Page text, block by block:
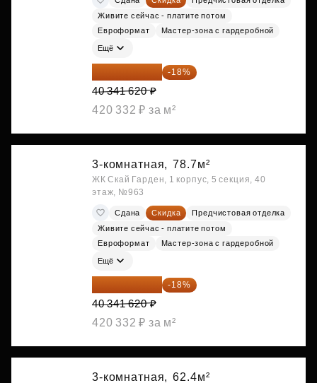
Живите сейчас - платите потом
Евроформат
Мастер-зона с гардеробной
Ещё
33 080 128 ₽ -18%
40 341 620 ₽
420 332 ₽ за м²
3-комнатная, 78.7м²
ЖК Скай Гарден, 1 корпус, 5 секция, 40
этаж, №963
Сдана Скидка
Предчистовая отделка
Живите сейчас - платите потом
Евроформат
Мастер-зона с гардеробной
Ещё
33 080 128 ₽ -18%
40 341 620 ₽
420 332 ₽ за м²
3-комнатная, 62.4м²